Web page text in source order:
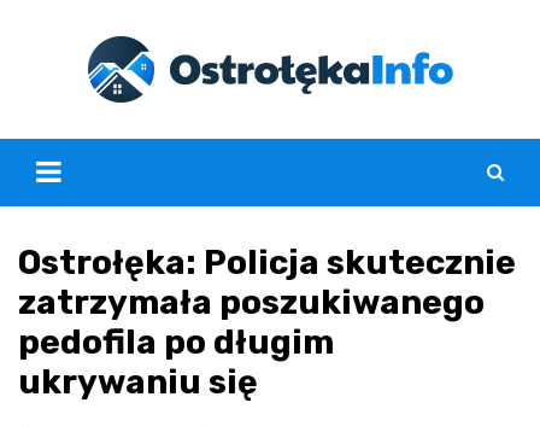
Ostrołęka: Policja skutecznie
zatrzymała poszukiwanego
pedofila po długim
ukrywaniu się